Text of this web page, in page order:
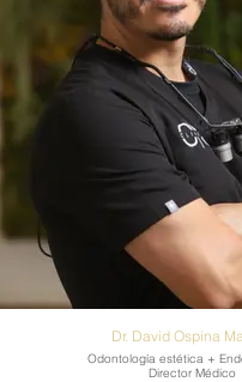
Dr. David Ospina
Odontología estética +
Director Médico